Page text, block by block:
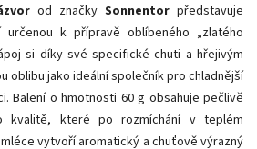
od značky Sonnentor představuje
určenou k přípravě oblíbeného „zlatého
si díky své specifické chuti a hřejivým
oblibu jako ideální společník pro chladnější
Balení o hmotnosti 60 g obsahuje pečlivě
kvalitě, které po rozmíchání v teplém
vytvoří aromatický a chuťově výrazný